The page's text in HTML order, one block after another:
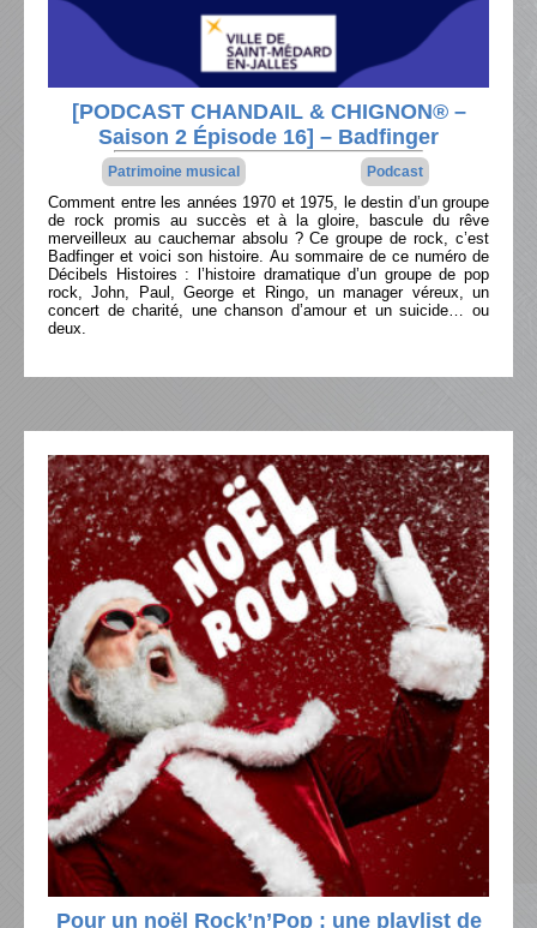
[PODCAST CHANDAIL & CHIGNON® –
Saison 2 Épisode 16] – Badfinger
Patrimoine musical Podcast
Comment entre les années 1970 et 1975, le destin d’un groupe
de rock promis au succès et à la gloire, bascule du rêve
merveilleux au cauchemar absolu ? Ce groupe de rock, c’est
Badfinger et voici son histoire. Au sommaire de ce numéro de
Décibels Histoires : l’histoire dramatique d’un groupe de pop
rock, John, Paul, George et Ringo, un manager véreux, un
concert de charité, une chanson d’amour et un suicide… ou
deux.
Pour un noël Rock’n’Pop : une playlist de